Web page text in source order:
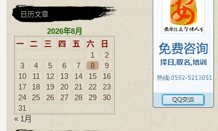
日历文章
2026年8月
一
二 三 四 五 六
日
1
2
3
4 5 6 7 8
9
10
11 12 13 14 15
16
17
18 19 20 21 22
23
24
25 26 27 28 29
30
31
« 1月